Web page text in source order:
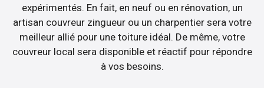
expérimentés. En fait, en neuf ou en rénovation, un
artisan couvreur zingueur ou un charpentier sera votre
meilleur allié pour une toiture idéal. De même, votre
couvreur local sera disponible et réactif pour répondre
à vos besoins.